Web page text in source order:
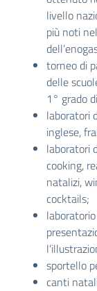
livello
più noti
torneo di
delle
1° grado
laboratori
inglese,
laboratori
cooking,
natalizi,
cocktails;
sportello
canti